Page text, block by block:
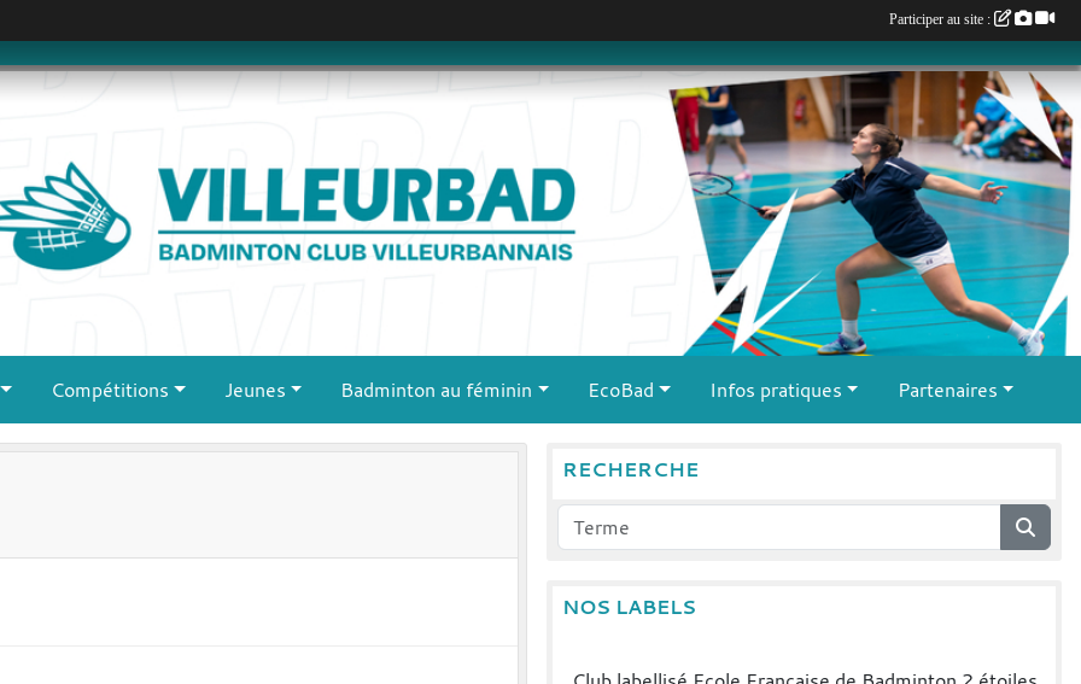
Compétitions Jeunes Badminton au féminin EcoBad Infos pratiques Partenaires
RECHERCHE
NOS LABELS
Participer au site :